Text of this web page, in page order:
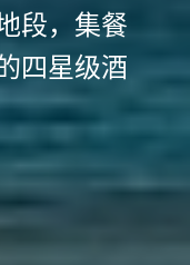
段，集餐
四星级酒